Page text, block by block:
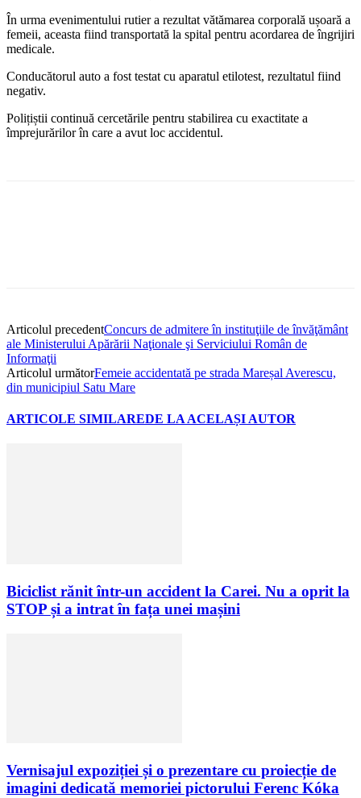
În urma evenimentului rutier a rezultat vătămarea corporală ușoară a
femeii, aceasta fiind transportată la spital pentru acordarea de îngrijiri
medicale.
Conducătorul auto a fost testat cu aparatul etilotest, rezultatul fiind
negativ.
Polițiștii continuă cercetările pentru stabilirea cu exactitate a
împrejurărilor în care a avut loc accidentul.
Articolul precedentConcurs de admitere în instituţiile de învăţământ
ale Ministerului Apărării Naţionale şi Serviciului Român de
Informaţii
Articolul următorFemeie accidentată pe strada Mareșal Averescu,
din municipiul Satu Mare
ARTICOLE SIMILAREDE LA ACELAȘI AUTOR
Biciclist rănit într-un accident la Carei. Nu a oprit la
STOP și a intrat în fața unei mașini
Vernisajul expoziției și o prezentare cu proiecție de
imagini dedicată memoriei pictorului Ferenc Kóka